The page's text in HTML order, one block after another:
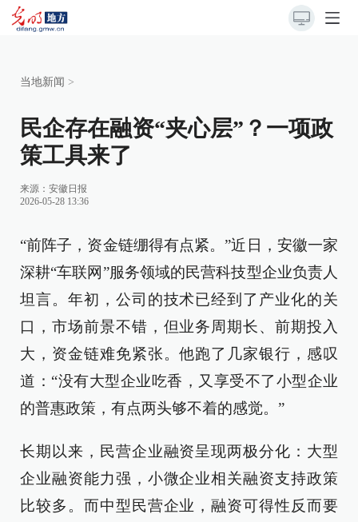
当地新闻 >
民企存在融资“夹心层”？一项政
策工具来了
来源： 安徽日报
2026-05-28 13:36
“前阵子，资金链绷得有点紧。”近日，安徽一家
深耕“车联网”服务领域的民营科技型企业负责人
坦言。年初，公司的技术已经到了产业化的关
口，市场前景不错，但业务周期长、前期投入
大，资金链难免紧张。他跑了几家银行，感叹
道：“没有大型企业吃香，又享受不了小型企业
的普惠政策，有点两头够不着的感觉。”
长期以来，民营企业融资呈现两极分化：大型
企业融资能力强，小微企业相关融资支持政策
比较多。而中型民营企业，融资可得性反而要